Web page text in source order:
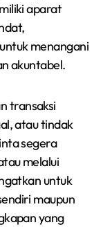
aparat
menangani
akuntabel.
transaksi
atau tindak
segera
melalui
untuk
maupun
yang